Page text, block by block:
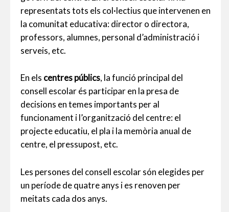
representats tots els col·lectius que intervenen en
la comunitat educativa: director o directora,
professors, alumnes, personal d’administració i
serveis, etc.
En els centres públics, la funció principal del
consell escolar és participar en la presa de
decisions en temes importants per al
funcionament i l’organització del centre: el
projecte educatiu, el pla i la memòria anual de
centre, el pressupost, etc.
Les persones del consell escolar són elegides per
un període de quatre anys i es renoven per
meitats cada dos anys.